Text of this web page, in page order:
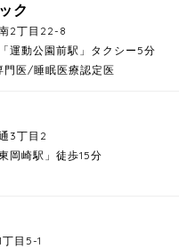
ク
2丁目22-8
運動公園前駅」タクシー5分
医/睡眠医療認定医
3丁目2
岡崎駅」徒歩15分
丁目5-1